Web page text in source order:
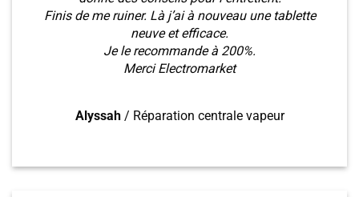
Finis de me ruiner. Là j’ai à nouveau une tablette
neuve et efficace.
Je le recommande à 200%.
Merci Electromarket
Alyssah / Réparation centrale vapeur